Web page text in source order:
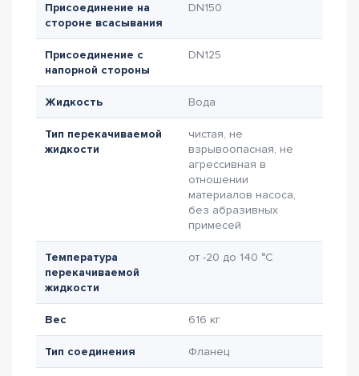
Присоединение на
стороне всасывания
DN150
Присоединение с
напорной стороны
DN125
Жидкость Вода
Тип перекачиваемой
жидкости
чистая, не
взрывоопасная, не
агрессивная в
отношении
материалов насоса,
без абразивных
примесей
Температура
перекачиваемой
жидкости
от -20 до 140 °C
Вес 616 кг
Тип соединения Фланец